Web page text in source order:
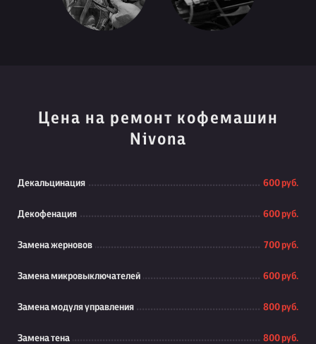
Цена на ремонт кофемашин
Nivona
Декальцинация 600 руб.
Декофенация 600 руб.
Замена жерновов 700 руб.
Замена микровыключателей 600 руб.
Замена модуля управления 800 руб.
Замена тена 800 руб.